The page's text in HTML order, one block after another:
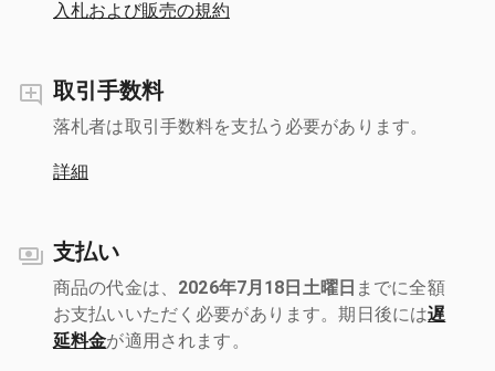
入札および販売の規約
取引手数料
落札者は取引手数料を支払う必要があります。
詳細
支払い
商品の代金は、 2026年7月18日土曜日 までに全額
お支払いいただく必要があります。期日後には遅
延料金が適用されます。